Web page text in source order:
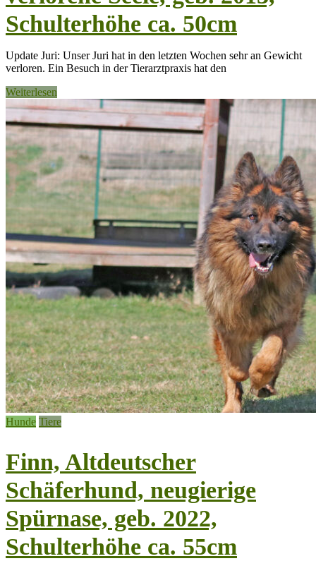
Schulterhöhe ca. 50cm
Update Juri: Unser Juri hat in den letzten Wochen sehr an Gewicht
verloren. Ein Besuch in der Tierarztpraxis hat den
Weiterlesen
Hunde Tiere
Finn, Altdeutscher
Schäferhund, neugierige
Spürnase, geb. 2022,
Schulterhöhe ca. 55cm